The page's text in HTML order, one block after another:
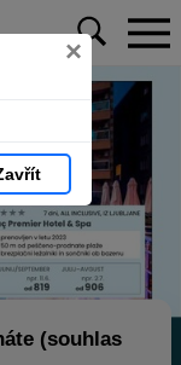
×
(souhlas